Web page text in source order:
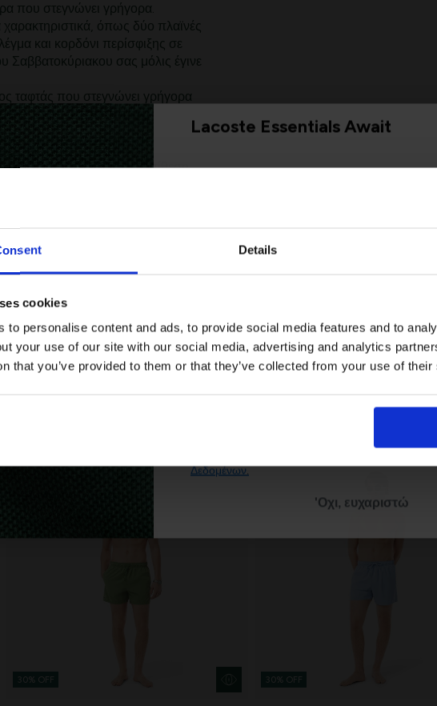
Details
cookies
to personalise content and ads, to provide social media features and to
your use of our site with our social media, advertising and analytics
that you’ve provided to them or that they’ve collected from your use of
που στεγνώνει γρήγορα.
όπως δύο πλαϊνές
και κορδόνι περίσφιξης σε
Σαββατοκύριακου σας μόλις έγινε
ταφτάς που στεγνώνει γρήγορα
με ελαφρώς γυαλιστερό
περίσφιξης σε αντίθεση
στο μηρό
30% OFF 30% OFF
Lacoste Essentials Await
Εγγραφή
Όρους Χρήσηςκαι στην
Δεδομένων.
'Οχι, ευχαριστώ